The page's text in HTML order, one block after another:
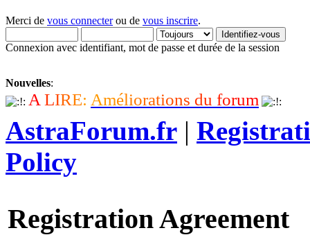
Merci de vous connecterou de vous inscrire.
Connexion avec identifiant, mot de passe et durée de la session
Nouvelles:
A LIRE: Améliorations du forum
AstraForum.fr |
Policy
Registration Agreement